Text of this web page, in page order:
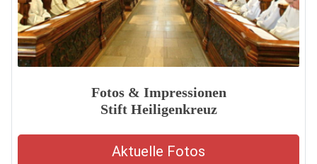
Fotos & Impressionen
Stift Heiligenkreuz
Aktuelle Fotos